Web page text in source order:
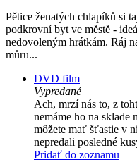
Pětice ženatých chlapíků si
podkrovní byt ve městě -
nedovoleným hrátkám. Ráj
můru...
DVD film
Vypredané
Ach, mrzí nás to, z
nemáme ho na sklade
môžete mať šťastie v
nepredali posledné
Pridať do zoznamu